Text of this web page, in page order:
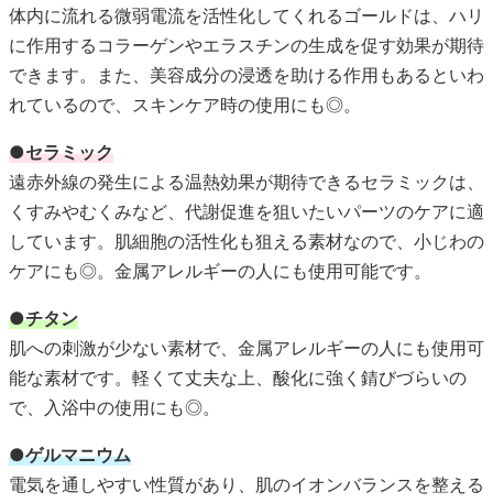
体内に流れる微弱電流を活性化してくれるゴールドは、ハリ
に作用するコラーゲンやエラスチンの生成を促す効果が期待
できます。また、美容成分の浸透を助ける作用もあるといわ
れているので、スキンケア時の使用にも◎。
●セラミック
遠赤外線の発生による温熱効果が期待できるセラミックは、
くすみやむくみなど、代謝促進を狙いたいパーツのケアに適
しています。肌細胞の活性化も狙える素材なので、小じわの
ケアにも◎。金属アレルギーの人にも使用可能です。
●チタン
肌への刺激が少ない素材で、金属アレルギーの人にも使用可
能な素材です。軽くて丈夫な上、酸化に強く錆びづらいの
で、入浴中の使用にも◎。
●ゲルマニウム
電気を通しやすい性質があり、肌のイオンバランスを整える